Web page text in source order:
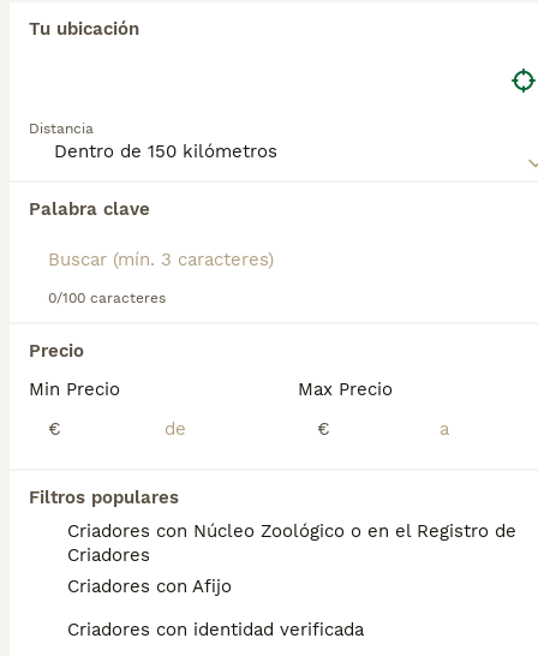
Tu ubicación
Distancia
Palabra clave
0/100 caracteres
Precio
Min Precio
€
Max Precio
€
Filtros populares
Criadores con Núcleo Zoológico o en el Registro de
Criadores
Criadores con Afijo
Criadores con identidad verificada
Si deseas exactamente esta búsqueda guarda tu
búsqueda y espera el resultado perfecto:
Preguntas frecuentes
¿Cómo es el carácter del
Grifón Belga?
Ni tímidos ni agresivos, son muy atentos y
apegados a su compañero humano. Las tres
razas (Grifón de Bruselas, Grifón Belga y